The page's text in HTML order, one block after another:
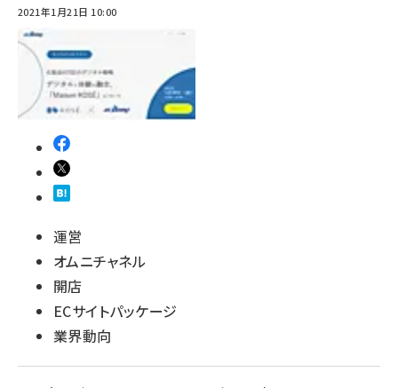
2021年1月21日 10:00
運営
オムニチャネル
開店
ECサイトパッケージ
業界動向